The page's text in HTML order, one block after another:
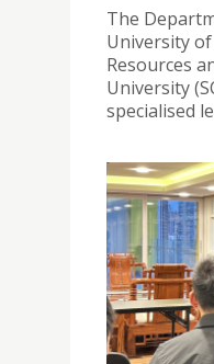
The
University of
Resources
University
specialised